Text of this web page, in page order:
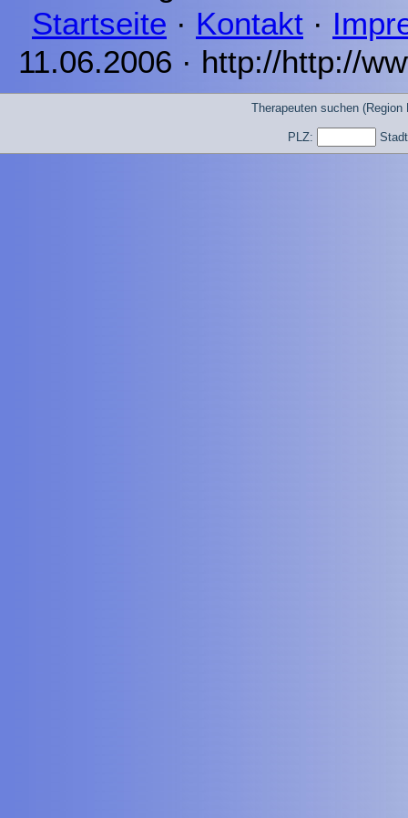
Startseite · Kontakt ·
11.06.2006 · http://http://
Therapeuten suchen
PLZ: